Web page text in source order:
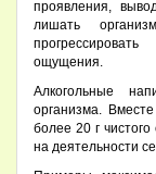
проявления,
лишать
ощущения.
Алкогольные
организма.
более 20 г
на деятельности